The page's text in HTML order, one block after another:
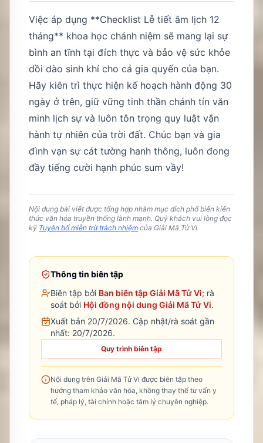
Việc áp dụng **Checklist Lễ tiết âm lịch 12
tháng** khoa học chánh niệm sẽ mang lại sự
bình an tĩnh tại đích thực và bảo vệ sức khỏe
dồi dào sinh khí cho cả gia quyến của bạn.
Hãy kiên trì thực hiện kế hoạch hành động 30
ngày ở trên, giữ vững tinh thần chánh tín văn
minh lịch sự và luôn tôn trọng quy luật vận
hành tự nhiên của trời đất. Chúc bạn và gia
đình vạn sự cát tường hanh thông, luôn đong
đầy tiếng cười hạnh phúc sum vầy!
Nội dung bài viết được tổng hợp nhằm mục đích phổ biến kiến
thức văn hóa truyền thống lành mạnh. Quý khách vui lòng đọc
kỹ Tuyên bố miễn trừ trách nhiệm của Giải Mã Tử Vi.
Thông tin biên tập
Biên tập bởi Ban biên tập Giải Mã Tử Vi; rà
soát bởi Hội đồng nội dung Giải Mã Tử Vi.
Xuất bản 20/7/2026. Cập nhật/rà soát gần
nhất: 20/7/2026.
Quy trình biên tập
Nội dung trên Giải Mã Tử Vi được biên tập theo
hướng tham khảo văn hóa, không thay thế tư vấn y
tế, pháp lý, tài chính hoặc tâm lý chuyên nghiệp.